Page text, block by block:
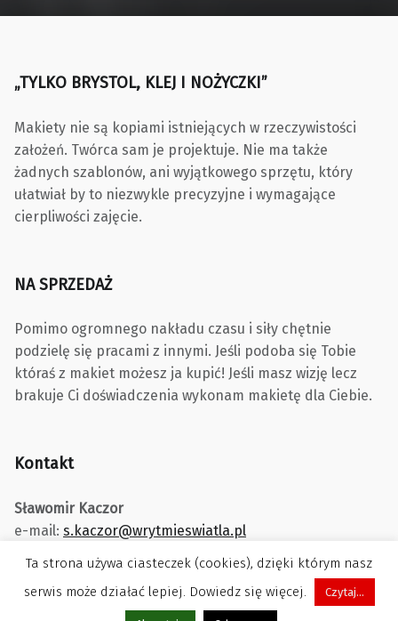
„TYLKO BRYSTOL, KLEJ I NOŻYCZKI”
Makiety nie są kopiami istniejących w rzeczywistości
założeń. Twórca sam je projektuje. Nie ma także
żadnych szablonów, ani wyjątkowego sprzętu, który
ułatwiał by to niezwykle precyzyjne i wymagające
cierpliwości zajęcie.
NA SPRZEDAŻ
Pomimo ogromnego nakładu czasu i siły chętnie
podzielę się pracami z innymi. Jeśli podoba się Tobie
któraś z makiet możesz ja kupić! Jeśli masz wizję lecz
brakuje Ci doświadczenia wykonam makietę dla Ciebie.
Kontakt
Sławomir Kaczor
e-mail: s.kaczor@wrytmieswiatla.pl
Ta strona używa ciasteczek (cookies), dzięki którym nasz
serwis może działać lepiej. Dowiedz się więcej.
Czytaj...